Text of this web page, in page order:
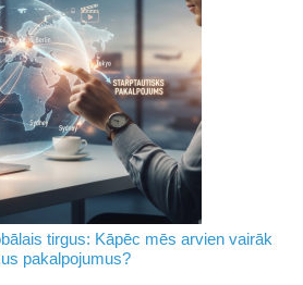
tirgus: Kāpēc mēs arvien vairāk
pakalpojumus?